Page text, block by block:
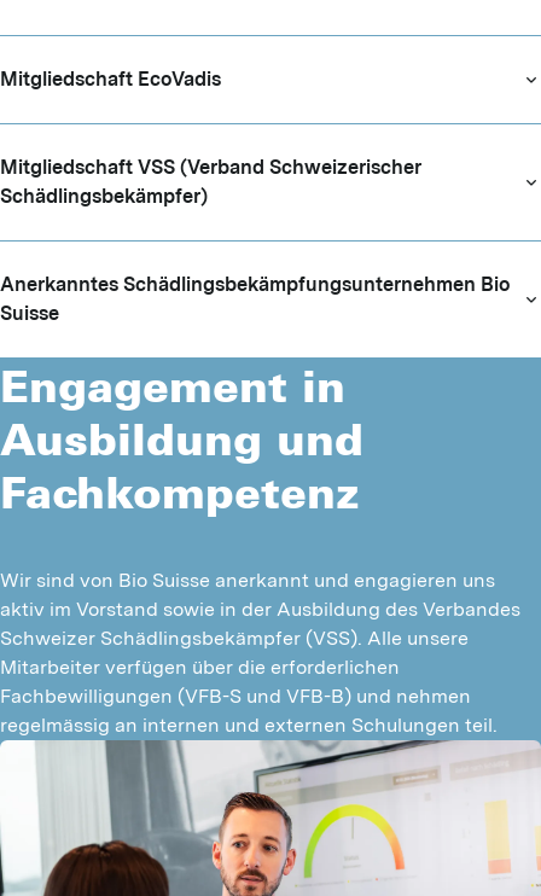
Mitgliedschaft EcoVadis
Mitglied­schaft VSS (Verband Schweizerischer
Schädlingsbekämpfer)
Anerkanntes Schädlingsbekäm­pfungsunternehmen Bio
Suisse
Engagement in
Ausbildung und
Fachkompetenz
Wir sind von Bio Suisse anerkannt und engagieren uns
aktiv im Vorstand sowie in der Ausbildung des Verbandes
Schweizer Schädlingsbekämpfer (VSS). Alle unsere
Mitarbeiter verfügen über die erforderlichen
Fachbewilligungen (VFB-S und VFB-B) und nehmen
regelmässig an internen und externen Schulungen teil.